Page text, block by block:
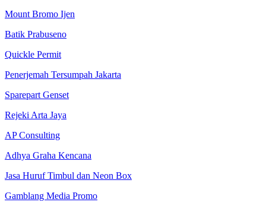
Mount Bromo Ijen
Batik Prabuseno
Quickle Permit
Penerjemah Tersumpah Jakarta
Sparepart Genset
Rejeki Arta Jaya
AP Consulting
Adhya Graha Kencana
Jasa Huruf Timbul dan Neon Box
Gamblang Media Promo